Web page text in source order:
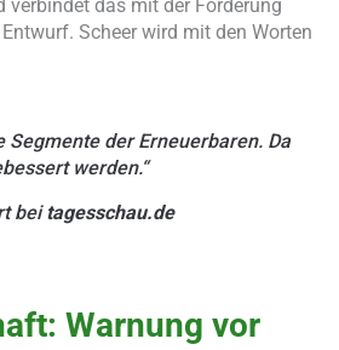
verbindet das mit der Forderung
Scheer wird mit den Worten
Segmente der Erneuerbaren. Da
werden.“
beitagesschau.de
Warnung vor